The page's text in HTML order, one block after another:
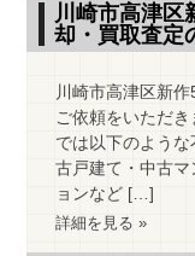
川崎市高津
却・買取査定
川崎市高津区新
ご依頼をいただ
では以下のよう
古戸建て・中古
ョンなど […]
詳細を見る »